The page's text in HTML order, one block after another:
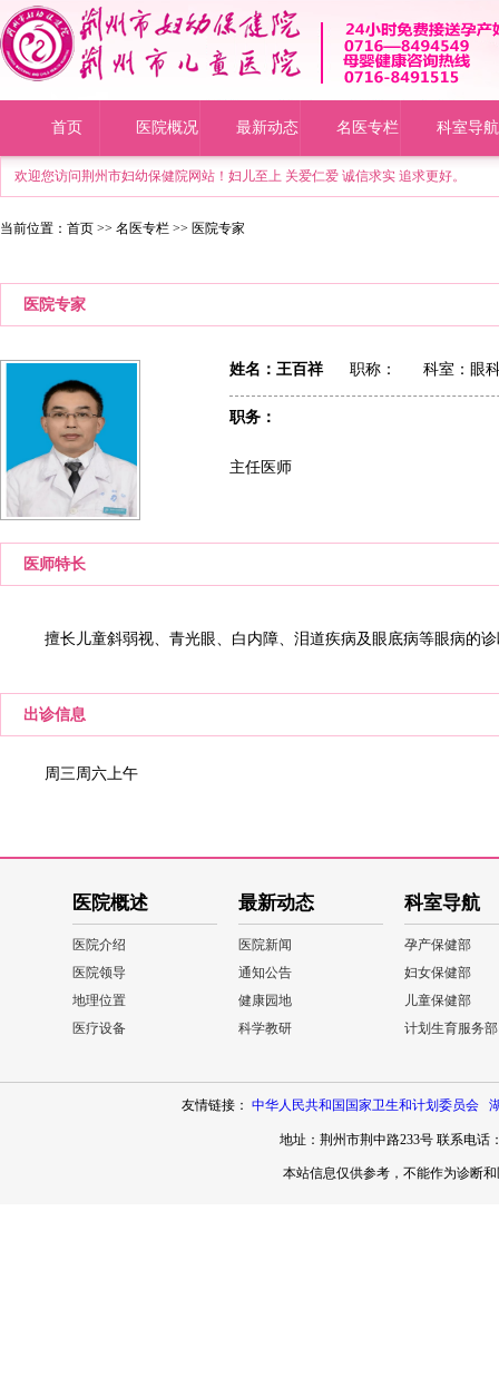
首页 医院概况 最新动态 名医专栏 科室导航
欢迎您访问荆州市妇幼保健院网站！妇儿至上 关爱仁爱 诚信求实 追求更好。
当前位置： 首页 >> 名医专栏 >> 医院专家
医院专家
姓名：王百祥职称： 科室： 眼
职务：
主任医师
医师特长
擅长儿童斜弱视、青光眼、白内障、泪道疾病及眼底病等眼病的
出诊信息
周三周六上午
医院概述
医院介绍
医院领导
地理位置
医疗设备
最新动态
医院新闻
通知公告
健康园地
科学教研
科室导航
孕产保健部
妇女保健部
儿童保健部
计划生育服务部
友情链接： 中华人民共和国国家卫生和计划委员会
地址：荆州市荆中路233号 联系电话
本站信息仅供参考，不能作为诊断